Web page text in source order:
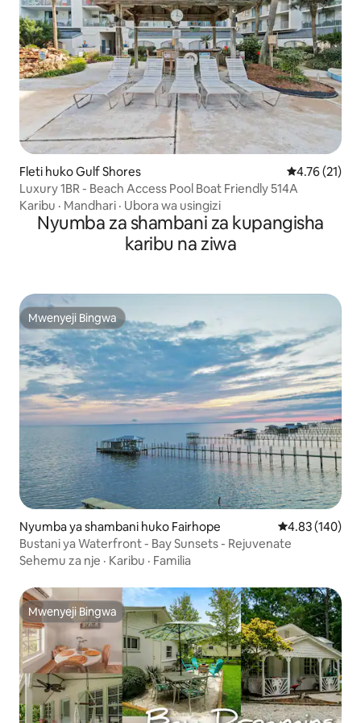
Fleti huko Gulf Shores Ukadiriaji wa
4.76 (21)
Luxury 1BR - Beach Access Pool Boat Friendly 514A
Karibu · Mandhari · Ubora wa usingizi
Nyumba za shambani za kupangisha
karibu na ziwa
Mwenyeji Bingwa
Mwenyeji Bingwa
Nyumba ya shambani huko Fairhope Ukadiriaji wa
4.83 (140)
Bustani ya Waterfront - Bay Sunsets - Rejuvenate
Sehemu za nje · Karibu · Familia
Mwenyeji Bingwa
Mwenyeji Bingwa